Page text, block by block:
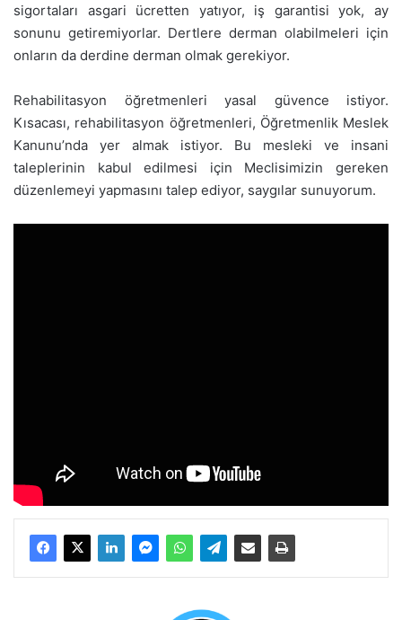
sigortaları asgari ücretten yatıyor, iş garantisi yok, ay
sonunu getiremiyorlar. Dertlere derman olabilmeleri için
onların da derdine derman olmak gerekiyor.
Rehabilitasyon öğretmenleri yasal güvence istiyor.
Kısacası, rehabilitasyon öğretmenleri, Öğretmenlik Meslek
Kanunu’nda yer almak istiyor. Bu mesleki ve insani
taleplerinin kabul edilmesi için Meclisimizin gereken
düzenlemeyi yapmasını talep ediyor, saygılar sunuyorum.